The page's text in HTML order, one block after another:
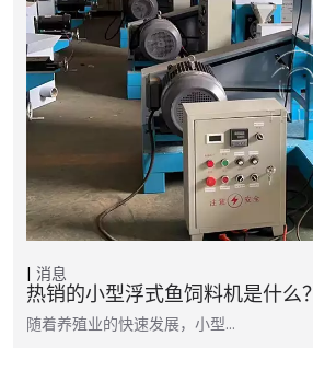
消息
热销的小型浮式鱼饲料机是什么？
随着养殖业的快速发展，小型…